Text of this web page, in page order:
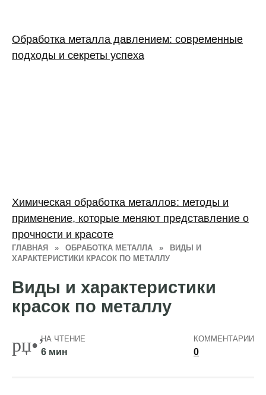
ГЛАВНАЯ » ОБРАБОТКА МЕТАЛЛА »
ВИДЫ И
ХАРАКТЕРИСТИКИ КРАСОК ПО МЕТАЛЛУ
Виды и характеристики
красок по металлу
НА ЧТЕНИЕ
6 мин
КОММЕНТАРИИ
0
Обработка металла давлением: современные
подходы и секреты успеха
Химическая обработка металлов: методы и
применение, которые меняют представление о
прочности и красоте